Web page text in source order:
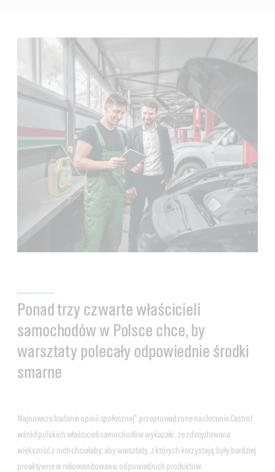
Ponad trzy czwarte właścicieli
samochodów w Polsce chce, by
warsztaty polecały odpowiednie środki
smarne
Najnowsze badanie opinii społecznej* przeprowadzone na zlecenie Castrol
wśród polskich właścicieli samochodów wykazało, że zdecydowana
większość z nich chciałaby, aby warsztaty, z których korzystają, były bardziej
proaktywne w rekomendowaniu odpowiednich produktów.